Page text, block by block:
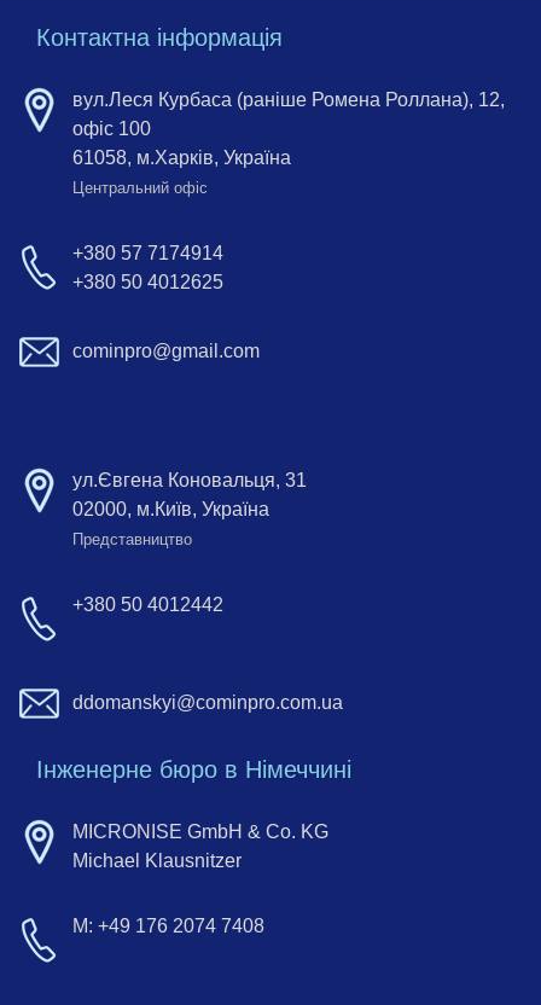
Контактна інформація
вул.Леся Курбаса (раніше Ромена Роллана), 12,
офіс 100
61058, м.Харків, Україна
Центральний офіс
+380 57 7174914
+380 50 4012625
cominpro@gmail.com
ул.Євгена Коновальця, 31
02000, м.Київ, Україна
Представництво
+380 50 4012442
ddomanskyi@cominpro.com.ua
Інженерне бюро в Німеччині
MICRONISE GmbH & Co. KG
Michael Klausnitzer
M: +49 176 2074 7408